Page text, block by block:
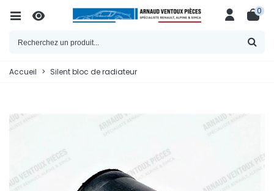
0
Accueil > Silent bloc de radiateur